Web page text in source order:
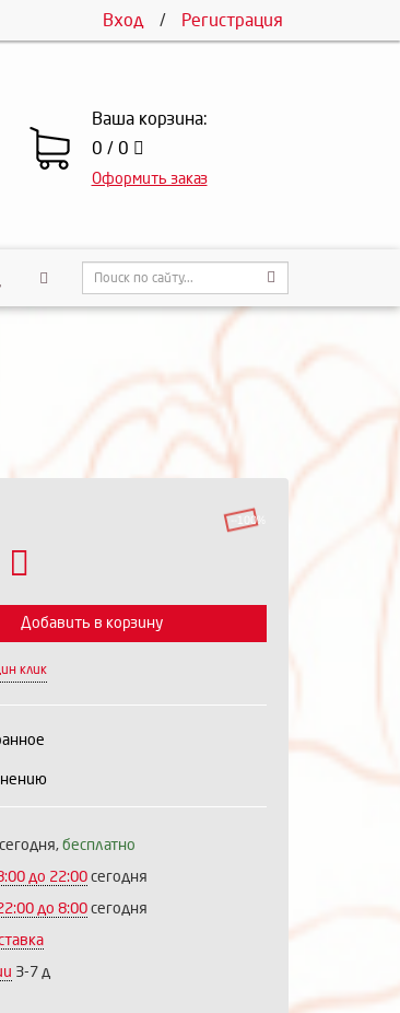
Вход / Регистрация
Ваша корзина:
0 / 0
Оформить заказ
--100%
Добавить в корзину
клик
сегодня, бесплатно
до 22:00сегодня
до 8:00сегодня
3-7 д